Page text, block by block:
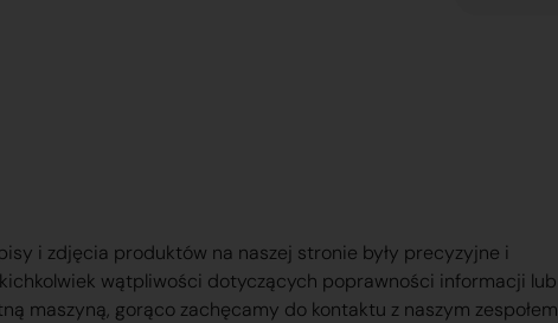
i zdjęcia produktów na naszej stronie były precyzyjne i
wątpliwości dotyczących poprawności informacji lub
maszyną, gorąco zachęcamy do kontaktu z naszym zespołem